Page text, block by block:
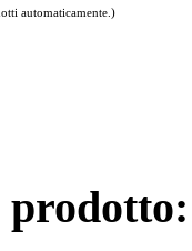
automaticamente.)
prodotto: